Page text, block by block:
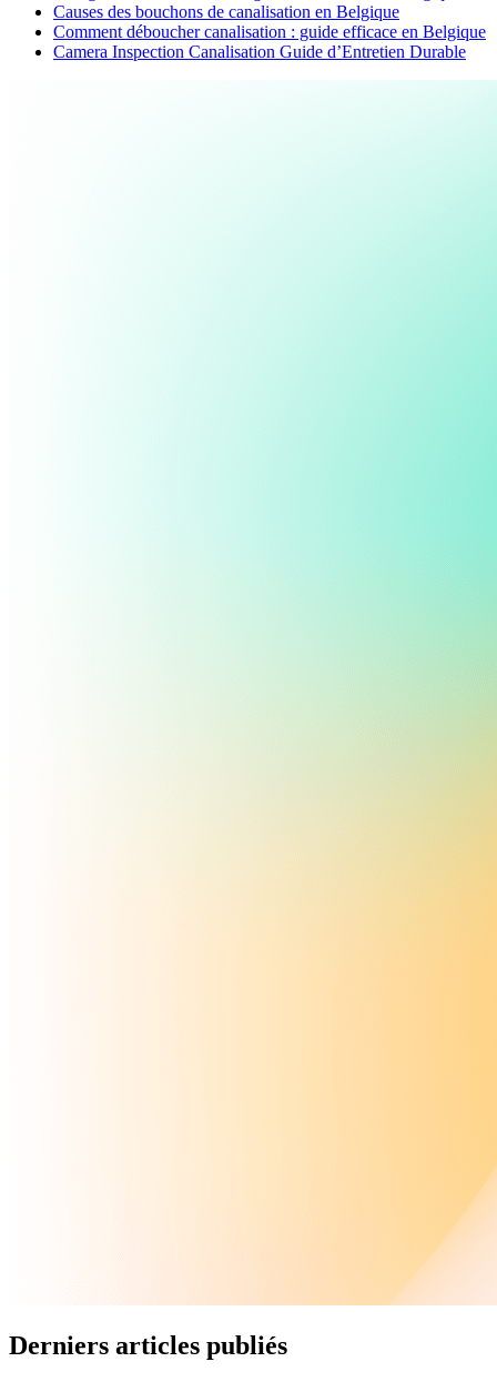
Causes des bouchons de canalisation en Belgique
Comment déboucher canalisation : guide efficace en Belgique
Camera Inspection Canalisation Guide d’Entretien Durable
Derniers articles publiés